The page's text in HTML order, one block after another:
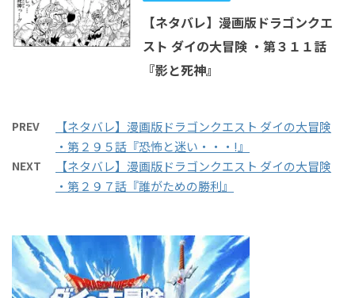
【ネタバレ】漫画版ドラゴンクエ
スト ダイの大冒険 ・第３１１話
『影と死神』
PREV
【ネタバレ】漫画版ドラゴンクエスト ダイの大冒険
・第２９５話『恐怖と迷い・・・!』
NEXT
【ネタバレ】漫画版ドラゴンクエスト ダイの大冒険
・第２９７話『誰がための勝利』